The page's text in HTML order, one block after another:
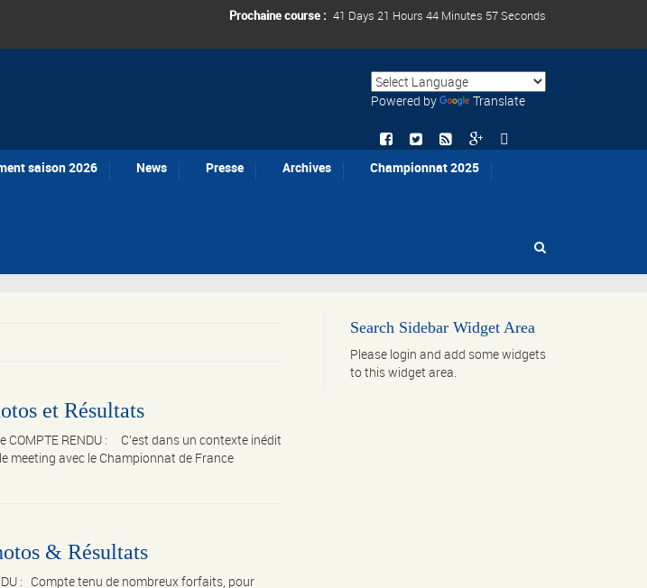
Prochaine course : 41 Days 21 Hours 44 Minutes 57 Seconds
Powered by Translate
saison 2026 News Presse Archives Championnat 2025
et Résultats
RENDU : C’est dans un contexte inédit
meeting avec le Championnat de France
& Résultats
: Compte tenu de nombreux forfaits, pour
Search Sidebar Widget Area
Please login and add some widgets
to this widget area.